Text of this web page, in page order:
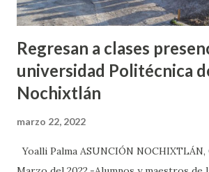
Regresan a clases
universidad Politécnica
Nochixtlán
marzo 22, 2022
Yoalli Palma ASUNCIÓN NOCHIXTLÁN,